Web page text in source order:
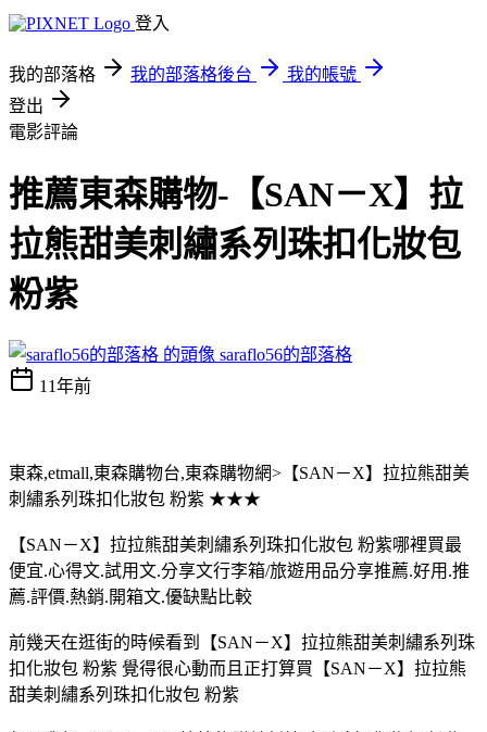
登入
我的部落格 我的部落格後台
我的帳號
登出
電影評論
推薦東森購物-【SAN－X】拉
拉熊甜美刺繡系列珠扣化妝包
粉紫
saraflo56的部落格
11年前
東森,etmall,東森購物台,東森購物網>【SAN－X】拉拉熊甜美
刺繡系列珠扣化妝包 粉紫 ★★★
【SAN－X】拉拉熊甜美刺繡系列珠扣化妝包 粉紫哪裡買最
便宜.心得文.試用文.分享文行李箱/旅遊用品分享推薦.好用.推
薦.評價.熱銷.開箱文.優缺點比較
前幾天在逛街的時候看到【SAN－X】拉拉熊甜美刺繡系列珠
扣化妝包 粉紫 覺得很心動而且正打算買【SAN－X】拉拉熊
甜美刺繡系列珠扣化妝包 粉紫